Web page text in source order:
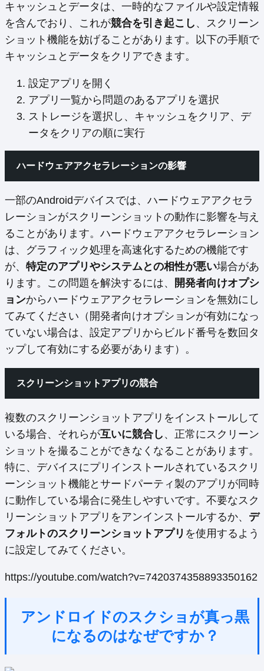
キャッシュとデータは、一時的なファイルや設定情報
を含んでおり、これが競合を引き起こし 、スクリーン
ショット機能を妨げることがあります。以下の手順で
キャッシュとデータをクリアできます。
設定アプリを開く
アプリ一覧から問題のあるアプリを選択
ストレージを選択し、キャッシュをクリア、デ
ータをクリアの順に実行
ハードウェアアクセラレーションの影響
一部のAndroidデバイスでは、ハードウェアアクセラ
レーションがスクリーンショットの動作に影響を与え
ることがあります。ハードウェアアクセラレーション
は、グラフィック処理を高速化するための機能です
が、 特定のアプリやシステムとの相性が悪い場合があ
ります。この問題を解決するには、
開発者向けオプシ
ョンからハードウェアアクセラレーションを無効にし
てみてください（開発者向けオプションが有効になっ
ていない場合は、設定アプリからビルド番号を数回タ
ップして有効にする必要があります）。
スクリーンショットアプリの競合
複数のスクリーンショットアプリをインストールして
いる場合、それらが互いに競合し 、正常にスクリーン
ショットを撮ることができなくなることがあります。
特に、デバイスにプリインストールされているスクリ
ーンショット機能とサードパーティ製のアプリが同時
に動作している場合に発生しやすいです。不要なスク
リーンショットアプリをアンインストールするか、 デ
フォルトのスクリーンショットアプリ を使用するよう
に設定してみてください。
https://youtube.com/watch?v=7420374358893350162
アンドロイドのスクショが真っ黒
になるのはなぜですか？